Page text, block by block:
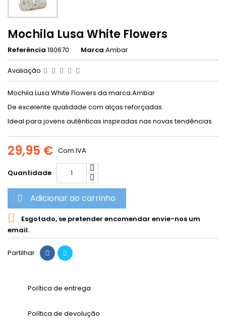
Mochila Lusa White Flowers
Referência 190670 Marca Ambar
Avaliação
Mochila Lusa White Flowers da marca Ambar
De excelente qualidade com alças reforçadas.
Ideal para jovens autênticas inspiradas nas novas tendências
29,95 € Com IVA
Quantidade
 Adicionar ao carrinho

Esgotado, se pretender encomendar envie-nos um
email.
Partilhar
Política de entrega
Política de devolução